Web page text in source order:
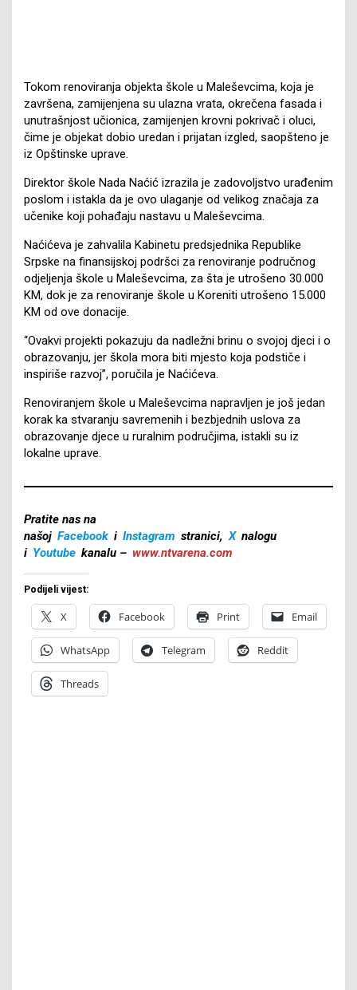
Tokom renoviranja objekta škole u Maleševcima, koja je
završena, zamijenjena su ulazna vrata, okrečena fasada i
unutrašnjost učionica, zamijenjen krovni pokrivač i oluci,
čime je objekat dobio uredan i prijatan izgled, saopšteno je
iz Opštinske uprave.
Direktor škole Nada Naćić izrazila je zadovoljstvo urađenim
poslom i istakla da je ovo ulaganje od velikog značaja za
učenike koji pohađaju nastavu u Maleševcima.
Naćićeva je zahvalila Kabinetu predsjednika Republike
Srpske na finansijskoj podršci za renoviranje područnog
odjeljenja škole u Maleševcima, za šta je utrošeno 30.000
KM, dok je za renoviranje škole u Koreniti utrošeno 15.000
KM od ove donacije.
“Ovakvi projekti pokazuju da nadležni brinu o svojoj djeci i o
obrazovanju, jer škola mora biti mjesto koja podstiče i
inspiriše razvoj”, poručila je Naćićeva.
Renoviranjem škole u Maleševcima napravljen je još jedan
korak ka stvaranju savremenih i bezbjednih uslova za
obrazovanje djece u ruralnim područjima, istakli su iz
lokalne uprave.
Pratite nas na
našoj Facebook i Instagram stranici, X nalogu
i Youtube kanalu – www.ntvarena.com
Podijeli vijest:
X Facebook Print Email
WhatsApp Telegram Reddit
Threads